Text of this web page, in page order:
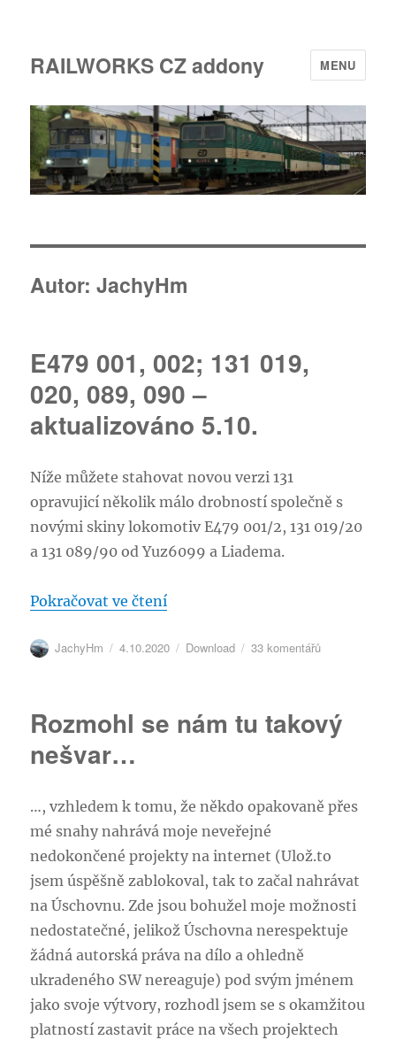
RAILWORKS CZ addony MENU
Autor:JachyHm
E479 001, 002; 131 019,
020, 089, 090 –
aktualizováno 5.10.
Níže můžete stahovat novou verzi 131
opravujicí několik málo drobností společně s
novými skiny lokomotiv E479 001/2, 131 019/20
a 131 089/90 od Yuz6099 a Liadema.
Pokračovat ve čtení„E479 001, 002; 131 019, 020,
Autor:
JachyHm Publikováno:
4.10.2020 Rubriky:
Download 33 komentářůu
E479
001,
019,
020,
090
aktualizováno
5.10.
Rozmohl se nám tu takový
nešvar…
…, vzhledem k tomu, že někdo opakovaně přes
mé snahy nahrává moje neveřejné
nedokončené projekty na internet (Ulož.to
jsem úspěšně zablokoval, tak to začal nahrávat
na Úschovnu. Zde jsou bohužel moje možnosti
nedostatečné, jelikož Úschovna nerespektuje
žádná autorská práva na dílo a ohledně
ukradeného SW nereaguje) pod svým jménem
jako svoje výtvory, rozhodl jsem se s okamžitou
platností zastavit práce na všech projektech